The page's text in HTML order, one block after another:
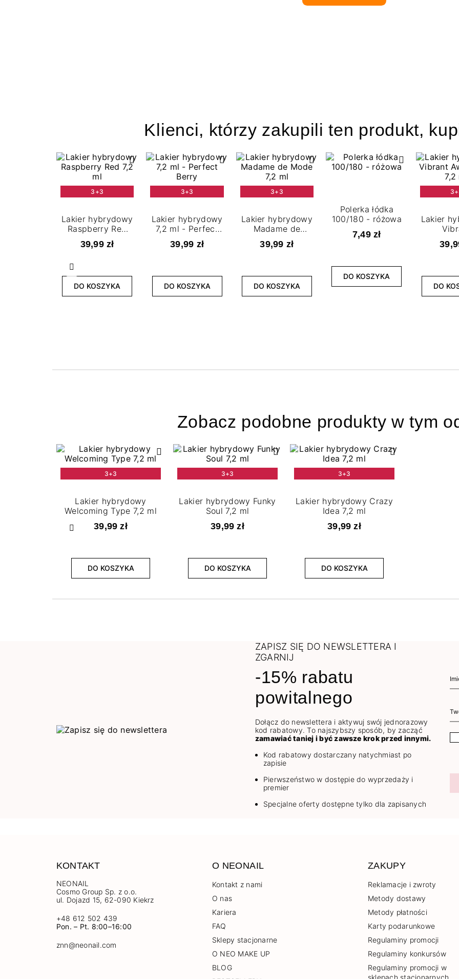
Klienci, którzy zakupili ten produkt,
Poprzedni
3+3
Lakier hybrydowy
Raspberry Red
39,99 zł
DO KOSZYKA
3+3
Lakier hybrydowy
7,2 ml - Perfect
39,99 zł
DO KOSZYKA
3+3
Lakier hybrydowy
Madame de
Mode 7,2 ml
39,99 zł
DO KOSZYKA
Polerka łódka
100/180 - różowa
7,49 zł
DO KOSZYKA
Lakier
DO
Zobacz podobne produkty w tym
Poprzedni
3+3
Lakier hybrydowy
Welcoming Type 7,2 ml
39,99 zł
DO KOSZYKA
3+3
Lakier hybrydowy Funky
Soul 7,2 ml
39,99 zł
DO KOSZYKA
3+3
Lakier hybrydowy Crazy
Idea 7,2 ml
39,99 zł
DO KOSZYKA
ZAPISZ SIĘ DO NEWSLETTERA I
ZGARNIJ
-15% rabatu
powitalnego
Dołącz do newslettera i aktywuj swój jednorazowy
kod rabatowy. To najszybszy sposób, by zacząć
zamawiać taniej i być zawsze krok przed innymi.
Kod rabatowy dostarczany natychmiast po
zapisie
Pierwszeństwo w dostępie do wyprzedaży i
premier
Specjalne oferty dostępne tylko dla zapisanych
KONTAKT
NEONAIL
Cosmo Group Sp. z o.o.
ul. Dojazd 15, 62-090 Kiekrz
+48 612 502 439
Pon. – Pt. 8:00–16:00
znn@neonail.com
O NEONAIL
Kontakt z nami
O nas
Kariera
FAQ
Sklepy stacjonarne
O NEO MAKE UP
BLOG
ZAKUPY
Reklamacje i zwroty
Metody dostawy
Metody płatności
Karty podarunkowe
Regulaminy promocji
Regulaminy konkursów
Regulaminy promocji w
sklepach stacjonarnych